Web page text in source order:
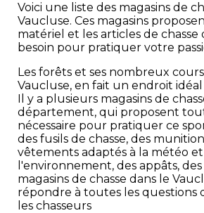
Voici une liste des magasins de
Vaucluse. Ces magasins
matériel et les articles de chasse
besoin pour pratiquer votre
Les forêts et ses nombreux
Vaucluse, en fait un endroit idéal
Il y a plusieurs magasins de
département, qui proposent
nécessaire pour pratiquer ce
des fusils de chasse, des
vêtements adaptés à la météo et
l'environnement, des appâts, des
magasins de chasse dans le
répondre à toutes les questions
les chasseurs